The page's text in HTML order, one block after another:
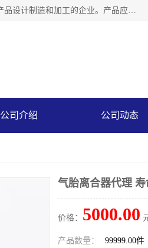
河南大林橡胶通信器材有限公司是一个专注于各种橡胶件、离合器及配件、泥浆泵及配件等产品设计制造和加工的企业。产品应用于矿山、冶金、石油、钢铁、化工、水泥、船舶、造纸、通用机械等各种大功率机械传动或制动装置。
公司介绍 公司动态
气胎离合器代理
价格： 5000.00
产品数量： 99999.00件